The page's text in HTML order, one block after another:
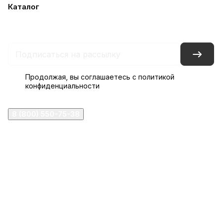
Каталог
Продолжая, вы соглашаетесь с политикой
конфиденциальности